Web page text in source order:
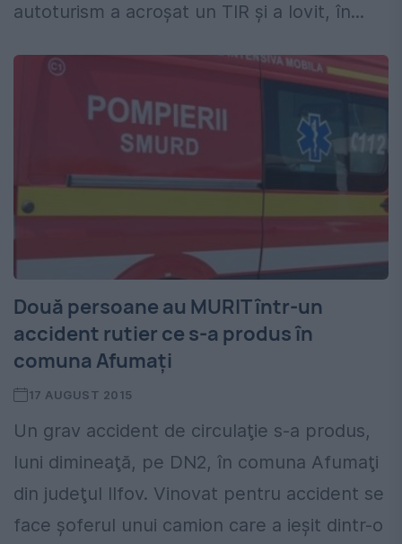
autoturism a acroşat un TIR şi a lovit, în...
Două persoane au MURIT într-un
accident rutier ce s-a produs în
comuna Afumaţi
17 AUGUST 2015
Un grav accident de circulaţie s-a produs,
luni dimineaţă, pe DN2, în comuna Afumaţi
din judeţul Ilfov. Vinovat pentru accident se
face şoferul unui camion care a ieşit dintr-o